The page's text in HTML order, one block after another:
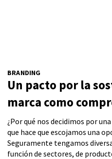
BRANDING
Un pacto por la
marca como
¿Por qué nos decidimos por
que hace que escojamos una
Seguramente tengamos
función de sectores, de